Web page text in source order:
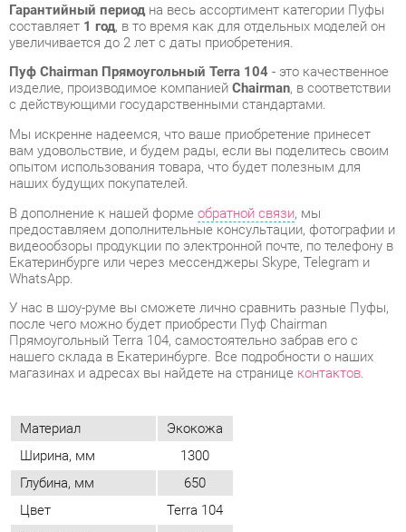
с действующими государственными стандартами.
Мы искренне надеемся, что ваше приобретение принесет
опытом использования товара, что будет полезным для
наших будущих покупателей.
предоставляем дополнительные консультации, фотографии и
видеообзоры продукции по электронной почте, по телефону в
Екатеринбурге или через мессенджеры Skype, Telegram и
WhatsApp.
У нас в шоу-руме вы сможете лично сравнить разные Пуфы,
после чего можно будет приобрести Пуф Chairman
Прямоугольный Terra 104, самостоятельно забрав его с
нашего склада в Екатеринбурге. Все подробности о наших
магазинах и адресах вы найдете на страницеконтактов.
Материал Экокожа
Ширина, мм
1300
Глубина, мм
650
Высота, мм
440
Объем упаковок, м3
0.2
Вес упаковок, кг
18